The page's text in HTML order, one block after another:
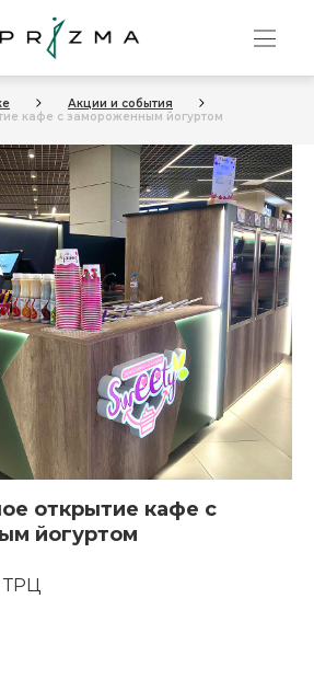
Акции и события
кафе с замороженным йогуртом
открытие кафе с
йогуртом
ТРЦ